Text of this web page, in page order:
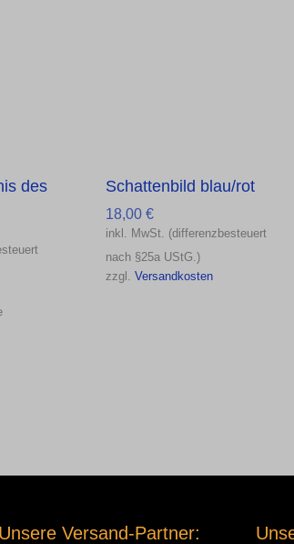
des
Schattenbild blau/rot
18,00€
inkl. MwSt. (differenzbesteuert
nach §25a UStG.)
zzgl.Versandkosten
Unsere Versand-Partner: